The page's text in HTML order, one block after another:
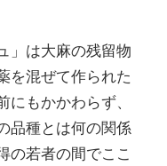
」は大麻の残留物
を混ぜて作られた
もかかわらず、
品種とは何の関係
の若者の間でここ